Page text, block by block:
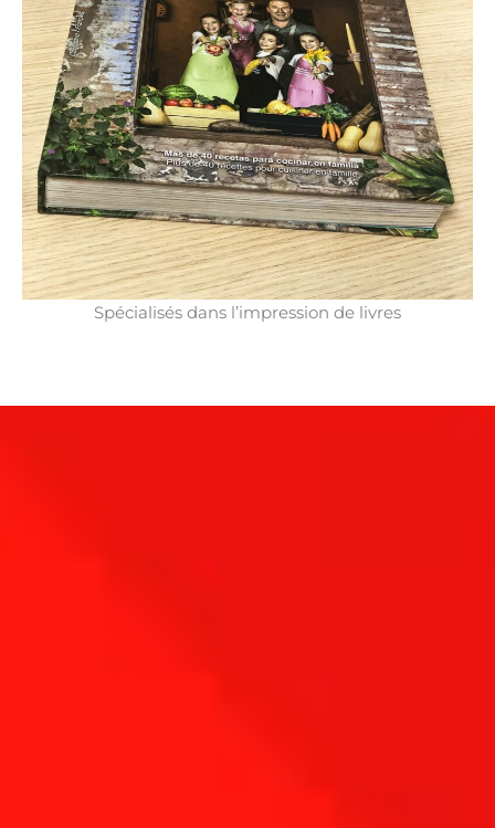
Spécialisés dans l’impression de livres